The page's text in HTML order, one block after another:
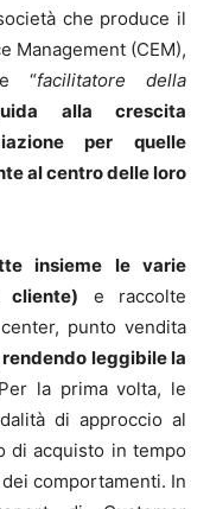
che produce il
Management (CEM),
“facilitatore della
alla crescita
per quelle
al centro delle loro
insieme le varie
cliente) e raccolte
punto vendita
rendendo leggibile la
la prima volta, le
di approccio al
di acquisto in tempo
comportamenti. In